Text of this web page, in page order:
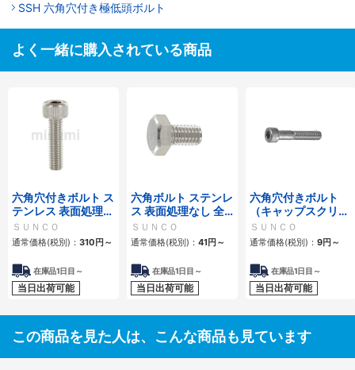
SSH 六角穴付き極低頭ボルト
よく一緒に購入されている商品
六角穴付きボルト ス
テンレス 表面処理な
し 全ねじ
ＳＵＮＣＯ
通常価格(税別)： 310 円 ～
在庫品1日目～
当日出荷可能
六角ボルト ステンレ
ス 表面処理なし 全
ねじ
ＳＵＮＣＯ
通常価格(税別)： 41円 ～
在庫品1日目～
当日出荷可能
六角穴付きボルト
（キャップスクリュ
ー） アンスコ製
ＳＵＮＣＯ
通常価格(税別)： 9円 ～
在庫品1日目～
当日出荷可能
この商品を見た人は、こんな商品も見ています